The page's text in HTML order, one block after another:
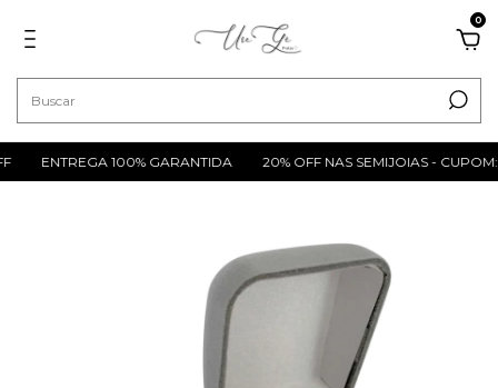
0
ENTREGA 100% GARANTIDA 20% OFF NAS SEMIJOIAS -